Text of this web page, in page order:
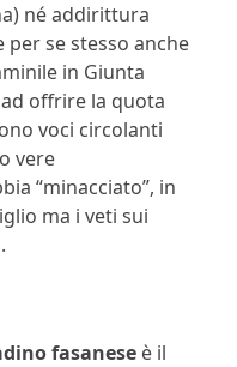
né addirittura
se stesso anche
in Giunta
offrire la quota
voci circolanti
vere
“minacciato”, in
ma i veti sui
fasanese è il